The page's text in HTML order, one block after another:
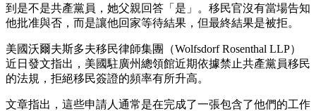
到是不是共產黨員，她父親回答「是」。移民官沒有當場告知
他批准與否，而是讓他回家等待結果，但最終結果是被拒。
美國沃爾夫斯多夫移民律師集團（Wolfsdorf Rosenthal LLP）
近日發文指出，美國駐廣州總領館近期依據禁止共產黨員移民
的法規，拒絕移民簽證的頻率有所升高。
文章指出，這些申請人通常是在完成了一張包含了他們的工作